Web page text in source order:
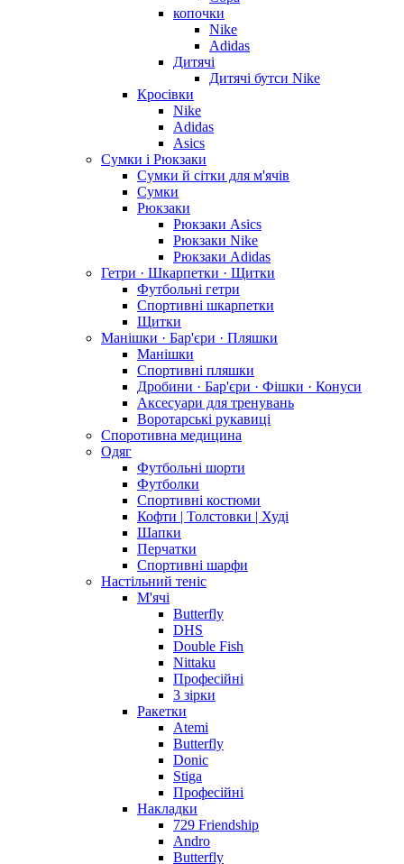
копочки
Nike
Adidas
Дитячі
Дитячі бутси Nike
Кросівки
Nike
Adidas
Asics
Сумки і Рюкзаки
Сумки й сітки для м'ячів
Сумки
Рюкзаки
Рюкзаки Asics
Рюкзаки Nike
Рюкзаки Adidas
Гетри · Шкарпетки · Щитки
Футбольні гетри
Спортивні шкарпетки
Щитки
Манішки · Бар'єри · Пляшки
Манішки
Спортивні пляшки
Дробини · Бар'єри · Фішки · Конуси
Аксесуари для тренувань
Воротарські рукавиці
Споротивна медицина
Одяг
Футбольні шорти
Футболки
Спортивні костюми
Кофти | Толстовки | Худі
Шапки
Перчатки
Спортивні шарфи
Настільний теніс
М'ячі
Butterfly
DHS
Double Fish
Nittaku
Професійні
3 зірки
Ракетки
Atemi
Butterfly
Donic
Stiga
Професійні
Накладки
729 Friendship
Andro
Butterfly